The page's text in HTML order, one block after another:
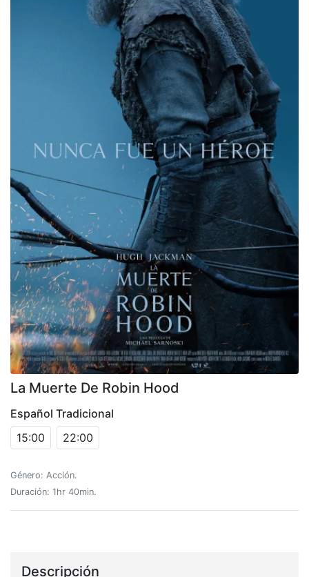
La Muerte De Robin Hood
Español Tradicional
15:00
22:00
Género: Acción.
Duración: 1hr 40min.
Descripción